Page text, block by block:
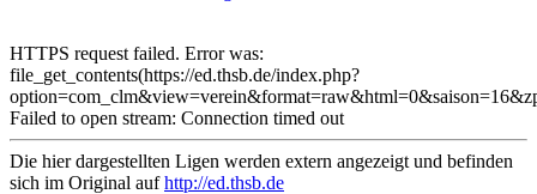
HTTPS request failed. Error was:
file_get_contents(https://ed.thsb.de/index.php?
Failed to open stream: Connection timed out
Die hier dargestellten Ligen werden extern angezeigt und befinden
sich im Original aufhttp://ed.thsb.de